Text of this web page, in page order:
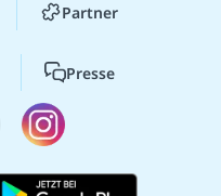
Partner
Presse